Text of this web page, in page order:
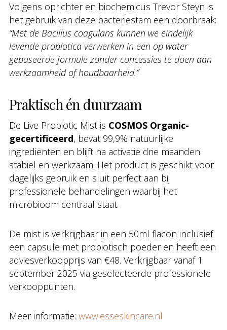
Volgens oprichter en biochemicus Trevor Steyn is
het gebruik van deze bacteriestam een doorbraak:
“Met de Bacillus coagulans kunnen we eindelijk
levende probiotica verwerken in een op water
gebaseerde formule zonder concessies te doen aan
werkzaamheid of houdbaarheid.”
Praktisch én duurzaam
De Live Probiotic Mist is COSMOS Organic-
gecertificeerd, bevat 99,9% natuurlijke
ingrediënten en blijft na activatie drie maanden
stabiel en werkzaam. Het product is geschikt voor
dagelijks gebruik en sluit perfect aan bij
professionele behandelingen waarbij het
microbioom centraal staat.
De mist is verkrijgbaar in een 50ml flacon inclusief
een capsule met probiotisch poeder en heeft een
adviesverkoopprijs van €48. Verkrijgbaar vanaf 1
september 2025 via geselecteerde professionele
verkooppunten.
Meer informatie: www.esseskincare.nl